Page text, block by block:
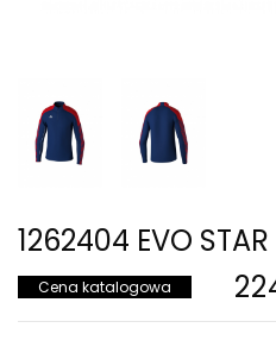
1262404 EVO
Cena katalogowa